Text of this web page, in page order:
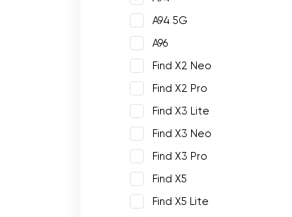
A94 5G
A96
Find X2 Neo
Find X2 Pro
Find X3 Lite
Find X3 Neo
Find X3 Pro
Find X5
Find X5 Lite